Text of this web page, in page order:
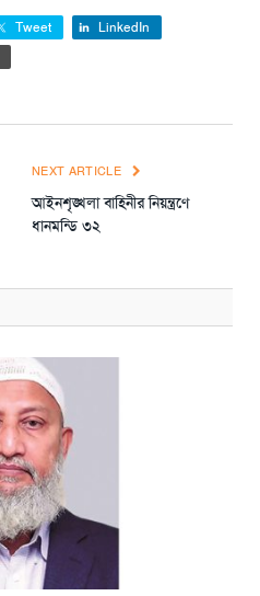
Tweet
LinkedIn
NEXT ARTICLE
আইনশৃঙ্খলা বাহিনীর নিয়ন্ত্রণে
ধানমন্ডি ৩২